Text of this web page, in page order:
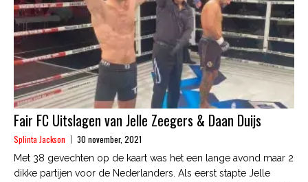
Fair FC Uitslagen van Jelle Zeegers & Daan Duijs
Splinta Jackson 30 november, 2021
Met 38 gevechten op de kaart was het een lange avond maar 2
dikke partijen voor de Nederlanders. Als eerst stapte Jelle